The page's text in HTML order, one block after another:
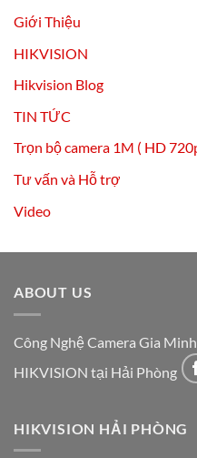
Giới Thiệu
HIKVISION
Hikvision Blog
TIN TỨC
Trọn bộ camera 1M ( HD
Tư vấn và Hỗ trợ
Video
ABOUT US
Công Nghệ Camera Gia
HIKVISION tại Hải Phòng
HIKVISION HẢI PHÒNG